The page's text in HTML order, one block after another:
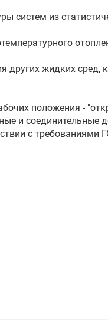
систем из
других жидких сред,
положения -
и соединительные
с требованиями